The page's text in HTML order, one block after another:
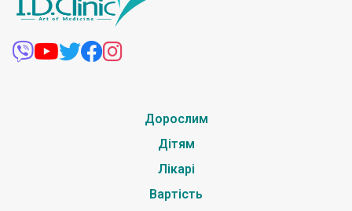
Дорослим
Дітям
Лікарі
Вартість